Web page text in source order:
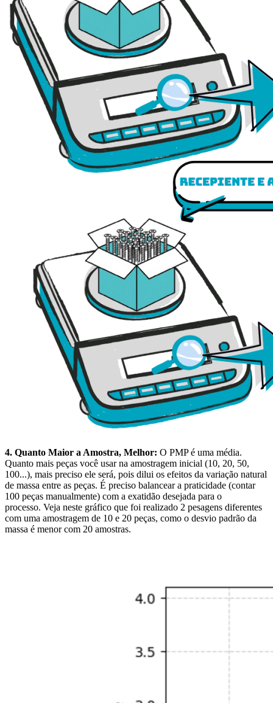
4. Quanto Maior a Amostra, Melhor: O PMP é uma média.
Quanto mais peças você usar na amostragem inicial (10, 20, 50,
100...), mais preciso ele será, pois dilui os efeitos da variação natural
de massa entre as peças. É preciso balancear a praticidade (contar
100 peças manualmente) com a exatidão desejada para o
processo. Veja neste gráfico que foi realizado 2 pesagens diferentes
com uma amostragem de 10 e 20 peças, como o desvio padrão da
massa é menor com 20 amostras.